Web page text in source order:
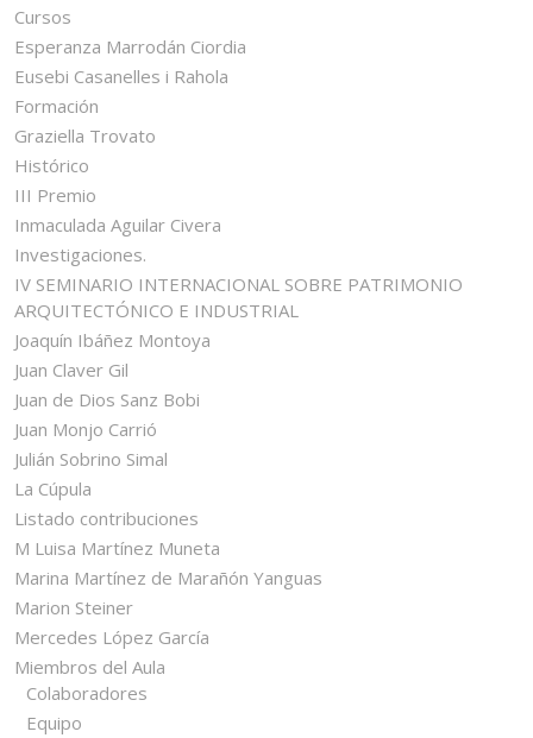
Cursos
Esperanza Marrodán Ciordia
Eusebi Casanelles i Rahola
Formación
Graziella Trovato
Histórico
III Premio
Inmaculada Aguilar Civera
Investigaciones.
IV SEMINARIO INTERNACIONAL SOBRE PATRIMONIO
ARQUITECTÓNICO E INDUSTRIAL
Joaquín Ibáñez Montoya
Juan Claver Gil
Juan de Dios Sanz Bobi
Juan Monjo Carrió
Julián Sobrino Simal
La Cúpula
Listado contribuciones
M Luisa Martínez Muneta
Marina Martínez de Marañón Yanguas
Marion Steiner
Mercedes López García
Miembros del Aula
Colaboradores
Equipo